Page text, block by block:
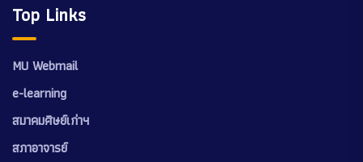
Top Links
MU Webmail
e-learning
สมาคมศิษย์เก่าฯ
สภาอาจารย์